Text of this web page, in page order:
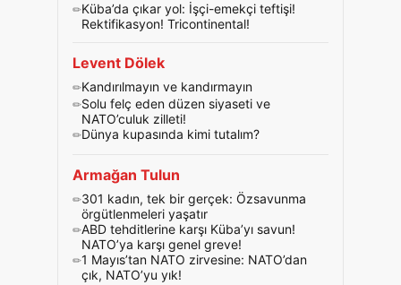
Küba’da çıkar yol: İşçi-emekçi teftişi!
Rektifikasyon! Tricontinental!
Levent Dölek
Kandırılmayın ve kandırmayın
Solu felç eden düzen siyaseti ve
NATO’culuk zilleti!
Dünya kupasında kimi tutalım?
Armağan Tulun
301 kadın, tek bir gerçek: Özsavunma
örgütlenmeleri yaşatır
ABD tehditlerine karşı Küba’yı savun!
NATO’ya karşı genel greve!
1 Mayıs’tan NATO zirvesine: NATO’dan
çık, NATO’yu yık!